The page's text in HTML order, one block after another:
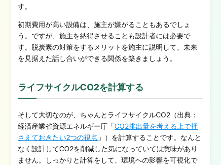
す。
初期費用が高い設備は、施主が嫌がることもあるでしょ
う。ですが、施主を納得させることも設計者には必要で
す。脱炭素の対策をするメリットを施主に説明して、未来
を見据えた話し合いができる関係を築きましょう。
ライフサイクルCO2を計算する
そして大切なのが、ちゃんとライフサイクルCO2（出典：
経済産業省資源エネルギー庁「CO2排出量を考える上で押
さえておきたい2つの視点 」）を計算することです。なんと
なく設計してCO2を削減した気になっていては意味があり
ません。しっかりと計算をして、環境への影響を可視化で